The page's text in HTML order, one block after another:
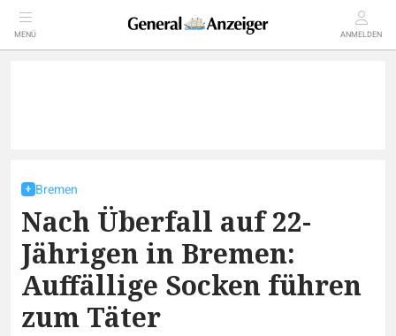
MENÜ ANMELDEN
Bremen
Nach Überfall auf 22-
Jährigen in Bremen:
Auffällige Socken führen
zum Täter